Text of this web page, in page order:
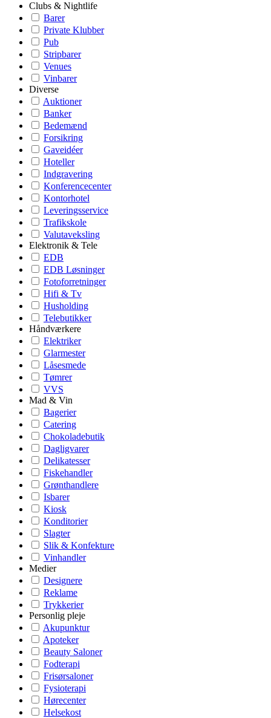
Clubs & Nightlife
Barer
Private Klubber
Pub
Stripbarer
Venues
Vinbarer
Diverse
Auktioner
Banker
Bedemænd
Forsikring
Gaveidéer
Hoteller
Indgravering
Konferencecenter
Kontorhotel
Leveringsservice
Trafikskole
Valutaveksling
Elektronik & Tele
EDB
EDB Løsninger
Fotoforretninger
Hifi & Tv
Husholding
Telebutikker
Håndværkere
Elektriker
Glarmester
Låsesmede
Tømrer
VVS
Mad & Vin
Bagerier
Catering
Chokoladebutik
Dagligvarer
Delikatesser
Fiskehandler
Grønthandlere
Isbarer
Kiosk
Konditorier
Slagter
Slik & Konfekture
Vinhandler
Medier
Designere
Reklame
Trykkerier
Personlig pleje
Akupunktur
Apoteker
Beauty Saloner
Fodterapi
Frisørsaloner
Fysioterapi
Hørecenter
Helsekost